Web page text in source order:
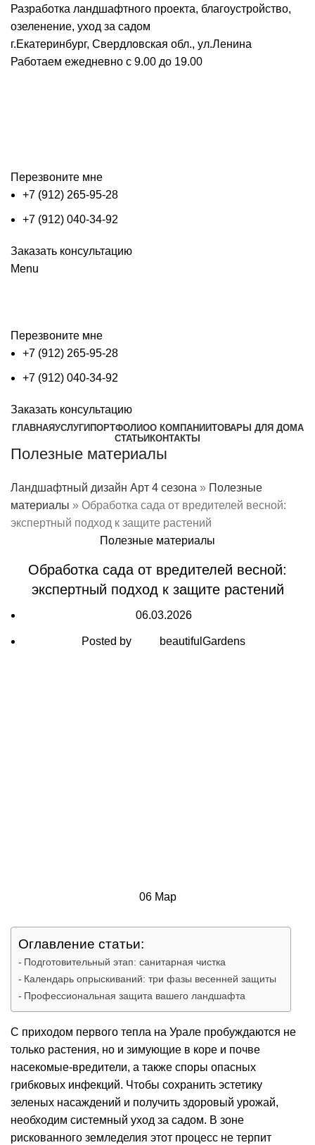
Разработка ландшафтного проекта, благоустройство,
озеленение, уход за садом
г.Екатеринбург, Свердловская обл., ул.Ленина
Работаем ежедневно с 9.00 до 19.00
Перезвоните мне
+7 (912) 265-95-28
+7 (912) 040-34-92
Заказать консультацию
Menu
Перезвоните мне
+7 (912) 265-95-28
+7 (912) 040-34-92
Заказать консультацию
ГЛАВНАЯУСЛУГИ ПОРТФОЛИОО КОМПАНИИТОВАРЫ ДЛЯ ДОМА
СТАТЬИ КОНТАКТЫ
Полезные материалы
Ландшафтный дизайн Арт 4 сезона » Полезные
материалы » Обработка сада от вредителей весной:
экспертный подход к защите растений
Полезные материалы
Обработка сада от вредителей весной:
экспертный подход к защите растений
06.03.2026
Posted by beautifulGardens
06 Мар
Оглавление статьи:
Подготовительный этап: санитарная чистка
Календарь опрыскиваний: три фазы весенней защиты
Профессиональная защита вашего ландшафта
С приходом первого тепла на Урале пробуждаются не
только растения, но и зимующие в коре и почве
насекомые-вредители, а также споры опасных
грибковых инфекций. Чтобы сохранить эстетику
зеленых насаждений и получить здоровый урожай,
необходим системный уход за садом. В зоне
рискованного земледелия этот процесс не терпит